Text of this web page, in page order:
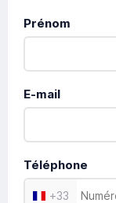
Prénom
E-mail
Téléphone
+33